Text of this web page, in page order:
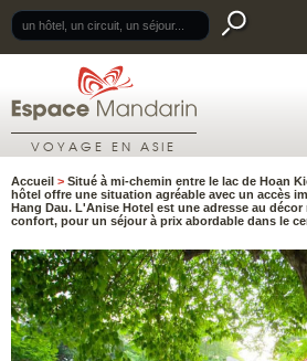
VOYAGE EN ASIE
Accueil > Situé à mi-chemin entre le lac de Hoan
hôtel offre une situation agréable avec un accès
Hang Dau. L'Anise Hotel est une adresse au
confort, pour un séjour à prix abordable dans le